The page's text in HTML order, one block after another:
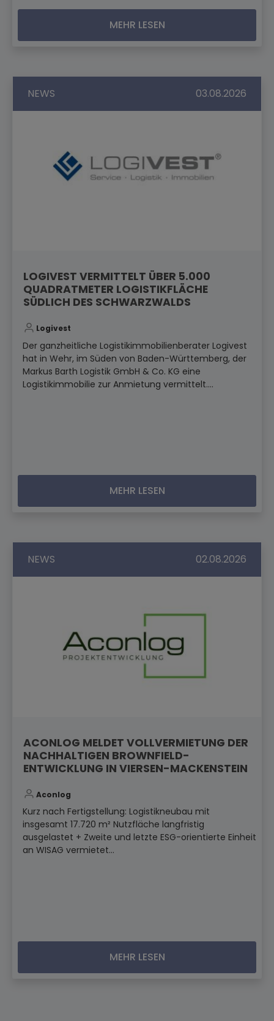
MEHR LESEN
NEWS 03.08.2026
LOGIVEST VERMITTELT ÜBER 5.000
QUADRATMETER LOGISTIKFLÄCHE
SÜDLICH DES SCHWARZWALDS
Logivest
Der ganzheitliche Logistikimmobilienberater Logivest
hat in Wehr, im Süden von Baden-Württemberg, der
Markus Barth Logistik GmbH & Co. KG eine
Logistikimmobilie zur Anmietung vermittelt....
MEHR LESEN
NEWS 02.08.2026
ACONLOG MELDET VOLLVERMIETUNG DER
NACHHALTIGEN BROWNFIELD-
ENTWICKLUNG IN VIERSEN-MACKENSTEIN
Aconlog
Kurz nach Fertigstellung: Logistikneubau mit
insgesamt 17.720 m² Nutzfläche langfristig
ausgelastet + Zweite und letzte ESG-orientierte Einheit
an WISAG vermietet...
MEHR LESEN